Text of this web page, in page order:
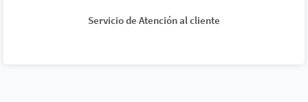
Servicio de Atención al cliente